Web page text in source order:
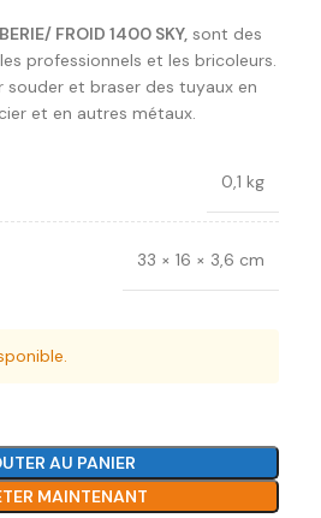
FROID 1400 SKY, sont des
professionnels et les bricoleurs.
souder et braser des tuyaux en
et en autres métaux.
0,1 kg
33 × 16 × 3,6 cm
AU PANIER
MAINTENANT